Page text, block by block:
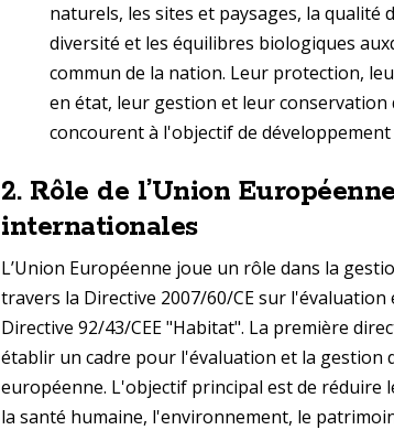
naturels, les sites et paysages, la qualité
diversité et les équilibres biologiques
commun de la nation. Leur protection,
en état, leur gestion et leur
concourent à l'objectif de développement
2. Rôle de l’Union
internationales
L’Union Européenne joue un rôle dans la
travers la Directive 2007/60/CE sur
Directive 92/43/CEE "Habitat". La première
établir un cadre pour l'évaluation et la gestion
européenne. L'objectif principal est de réduire
la santé humaine, l'environnement, le